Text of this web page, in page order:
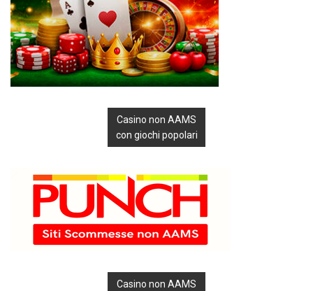
Casino non AAMS
con giochi popolari
Casino non AAMS